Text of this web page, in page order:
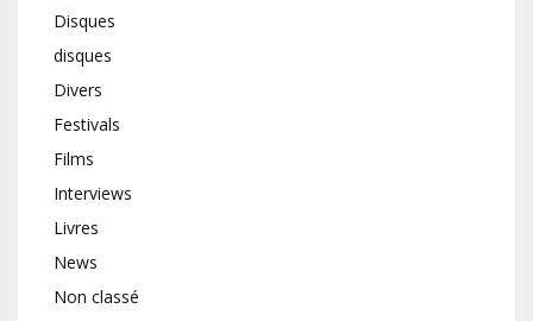
Disques
disques
Divers
Festivals
Films
Interviews
Livres
News
Non classé